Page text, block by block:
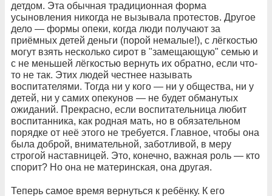
детдом. Эта обычная традиционная форма
усыновления никогда не вызывала протестов. Другое
дело — формы опеки, когда люди получают за
приёмных детей деньги (порой немалые!), с лёгкостью
могут взять несколько сирот в "замещающую" семью и
с не меньшей лёгкостью вернуть их обратно, если что-
то не так. Этих людей честнее называть
воспитателями. Тогда ни у кого — ни у общества, ни у
детей, ни у самих опекунов — не будет обманутых
ожиданий. Прекрасно, если воспитательница любит
воспитанника, как родная мать, но в обязательном
порядке от неё этого не требуется. Главное, чтобы она
была доброй, внимательной, заботливой, в меру
строгой наставницей. Это, конечно, важная роль — кто
спорит? Но она не материнская, она другая.
Теперь самое время вернуться к ребёнку. К его